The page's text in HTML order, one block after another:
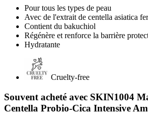
Pour tous les types de peau
Avec de l'extrait de centella asiatica
Contient du bakuchiol
Régénère et renforce la barrière
Hydratante
Cruelty-free
Souvent acheté avec SKIN1004
Centella Probio-Cica Intensive